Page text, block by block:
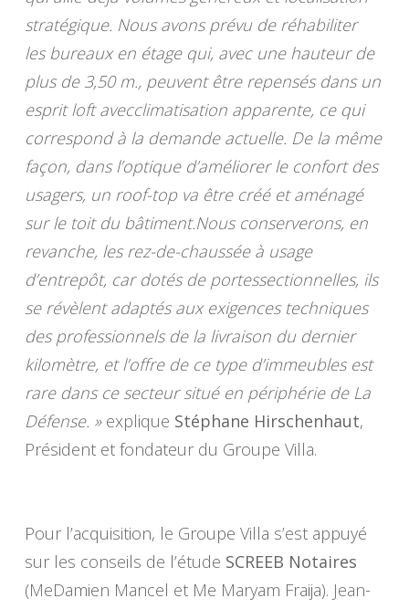
stratégique. Nous avons prévu de réhabiliter
les bureaux en étage qui, avec une hauteur de
plus de 3,50 m., peuvent être repensés dans un
esprit loft avecclimatisation apparente, ce qui
correspond à la demande actuelle. De la même
façon, dans l’optique d’améliorer le confort des
usagers, un roof-top va être créé et aménagé
sur le toit du bâtiment.Nous conserverons, en
revanche, les rez-de-chaussée à usage
d’entrepôt, car dotés de portessectionnelles, ils
se révèlent adaptés aux exigences techniques
des professionnels de la livraison du dernier
kilomètre, et l’offre de ce type d’immeubles est
rare dans ce secteur situé en périphérie de La
Défense. »explique Stéphane Hirschenhaut,
Président et fondateur du Groupe Villa.
Pour l’acquisition, le Groupe Villa s’est appuyé
sur les conseils de l’étude SCREEB Notaires
(MeDamien Mancel et Me Maryam Fraija). Jean-